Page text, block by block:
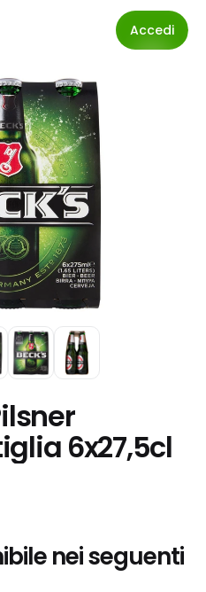
Accedi
6x27,5cl
nei seguenti